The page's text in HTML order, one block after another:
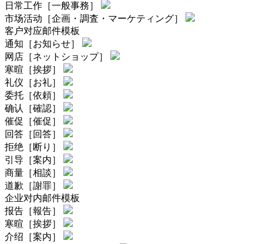
日常工作［一般事務］
市场活动［企画・調査・マーケティング］
客户对应邮件模板
通知［お知らせ］
网店［ネットショップ］
寒暄［挨拶］
礼仪［お礼］
委托［依頼］
确认［確認］
催促［催促］
回答［回答］
拒绝［断り］
引导［案内］
商量［相談］
道歉［謝罪］
企业对内邮件模板
报告［報告］
寒暄［挨拶］
介绍［案内］